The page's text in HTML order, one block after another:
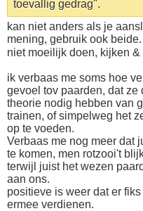
toevallig gedrag".
kan niet anders als je
mening, gebruik ook beide.
niet moeilijk doen, kijken
ik verbaas me soms hoe
gevoel tov paarden, dat
theorie nodig hebben van
trainen, of simpelweg het
op te voeden.
Verbaas me nog meer dat
te komen, men rotzooi't
terwijl juist het wezen
aan ons.
positieve is weer dat er
ermee verdienen.